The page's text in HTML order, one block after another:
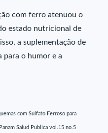
com ferro atenuou o
estado nutricional de
a suplementação de
para o humor e a
com Sulfato Ferroso para
Salud Publica vol.15 no.5